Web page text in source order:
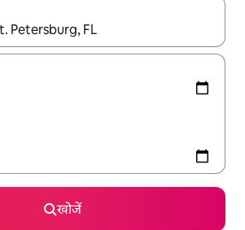
पर, अप और डाउन 'ऐरो की' का इस्तेमाल करके नेविगेट
खोजें